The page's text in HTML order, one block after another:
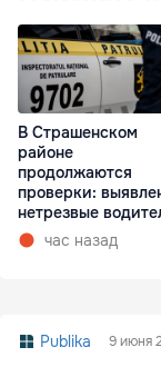
В Страшенском
районе
продолжаются
проверки:
нетрезвые
час назад
Publika 9 июня